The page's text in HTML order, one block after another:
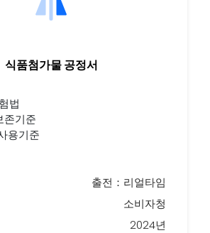
식품첨가물 공정서
법
기준
용기준
출전：리얼타임
소비자청
2024년